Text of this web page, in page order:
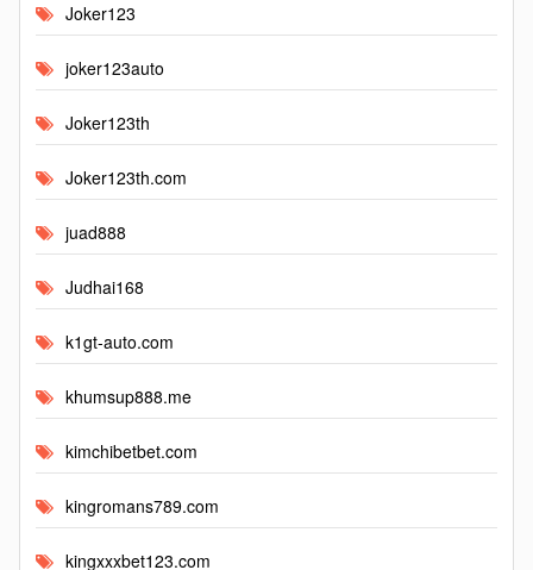
Joker123
joker123auto
Joker123th
Joker123th.com
juad888
Judhai168
k1gt-auto.com
khumsup888.me
kimchibetbet.com
kingromans789.com
kingxxxbet123.com